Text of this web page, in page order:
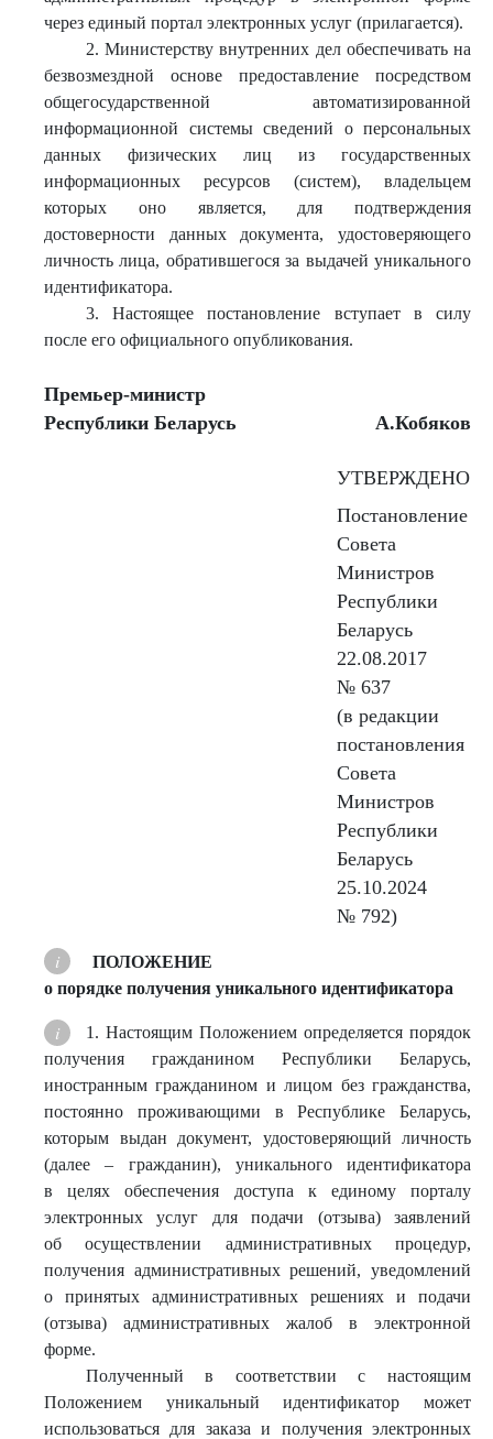
через единый портал электронных услуг (прилагается).
2. Министерству внутренних дел обеспечивать на
безвозмездной основе предоставление посредством
общегосударственной автоматизированной
информационной системы сведений о персональных
данных физических лиц из государственных
информационных ресурсов (систем), владельцем
которых оно является, для подтверждения
достоверности данных документа, удостоверяющего
личность лица, обратившегося за выдачей уникального
идентификатора.
3. Настоящее постановление вступает в силу
после его официального опубликования.
Премьер-министр
Республики Беларусь
А.Кобяков
УТВЕРЖДЕНО
Постановление
Совета
Министров
Республики
Беларусь
22.08.2017
№ 637
(в редакции
постановления
Совета
Министров
Республики
Беларусь
25.10.2024
№ 792)
ПОЛОЖЕНИЕ
о порядке получения уникального идентификатора
1. Настоящим Положением определяется порядок
получения гражданином Республики Беларусь,
иностранным гражданином и лицом без гражданства,
постоянно проживающими в Республике Беларусь,
которым выдан документ, удостоверяющий личность
(далее – гражданин), уникального идентификатора
в целях обеспечения доступа к единому порталу
электронных услуг для подачи (отзыва) заявлений
об осуществлении административных процедур,
получения административных решений, уведомлений
о принятых административных решениях и подачи
(отзыва) административных жалоб в электронной
форме.
Полученный в соответствии с настоящим
Положением уникальный идентификатор может
использоваться для заказа и получения электронных